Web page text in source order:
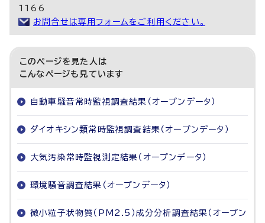
1166
お問合せは専用フォームをご利用ください。
このページを見た人は
こんなページも見ています
自動車騒音常時監視調査結果（オープンデータ）
ダイオキシン類常時監視調査結果（オープンデータ）
大気汚染常時監視測定結果（オープンデータ）
環境騒音調査結果（オープンデータ）
微小粒子状物質（PM2.5）成分分析調査結果（オープン